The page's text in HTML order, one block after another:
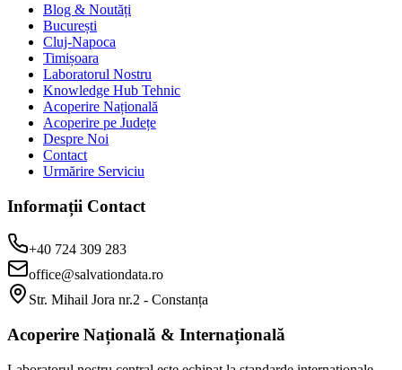
Blog & Noutăți
București
Cluj-Napoca
Timișoara
Laboratorul Nostru
Knowledge Hub Tehnic
Acoperire Națională
Acoperire pe Județe
Despre Noi
Contact
Urmărire Serviciu
Informații Contact
+40 724 309 283
office@salvationdata.ro
Str. Mihail Jora nr.2 - Constanța
Acoperire Națională & Internațională